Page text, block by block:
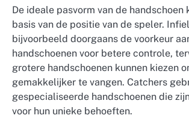
De ideale pasvorm van de handschoen
basis van de positie van de speler.
bijvoorbeeld doorgaans de voorkeur
handschoenen voor betere controle,
grotere handschoenen kunnen kiezen
gemakkelijker te vangen. Catchers
gespecialiseerde handschoenen die
voor hun unieke behoeften.